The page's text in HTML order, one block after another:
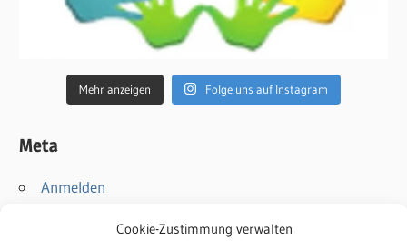
Cookie-Zustimmung verwalten
Mehr anzeigen Folge uns auf Instagram
Meta
Anmelden
Kommentar-Feed